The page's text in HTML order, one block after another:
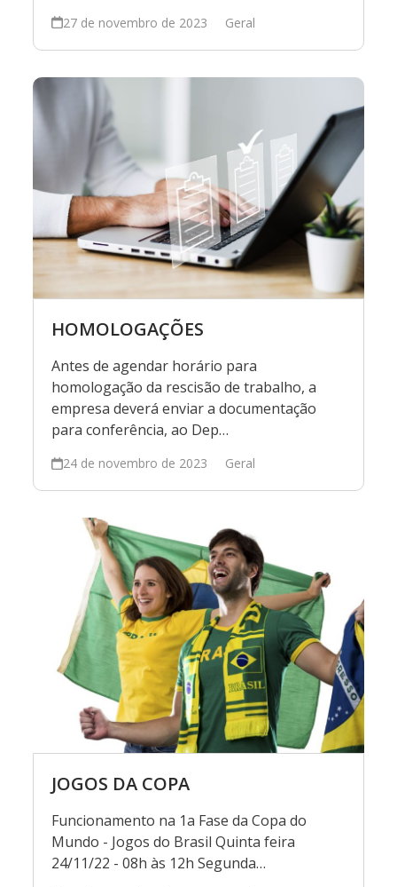
27 de novembro de 2023 Geral
HOMOLOGAÇÕES
Antes de agendar horário para
homologação da rescisão de trabalho, a
empresa deverá enviar a documentação
para conferência, ao Dep…
24 de novembro de 2023 Geral
JOGOS DA COPA
Funcionamento na 1a Fase da Copa do
Mundo - Jogos do Brasil Quinta feira
24/11/22 - 08h às 12h Segunda…